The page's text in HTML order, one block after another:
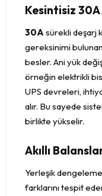
Kesintisiz 30A
30Asürekli deşarj
gereksinimi
besler. Ani yük
örneğin elektrikli
UPS devreleri,
alır. Bu sayede
birlikte yükselir.
Akıllı
Yerleşik
farklarını tespit